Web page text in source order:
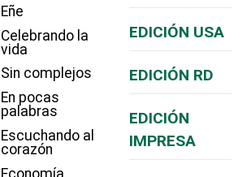
Eñe
Celebrando la
vida
Sin complejos
En pocas
palabras
Escuchando al
corazón
Economía
EDICIÓN USA
EDICIÓN RD
EDICIÓN
IMPRESA